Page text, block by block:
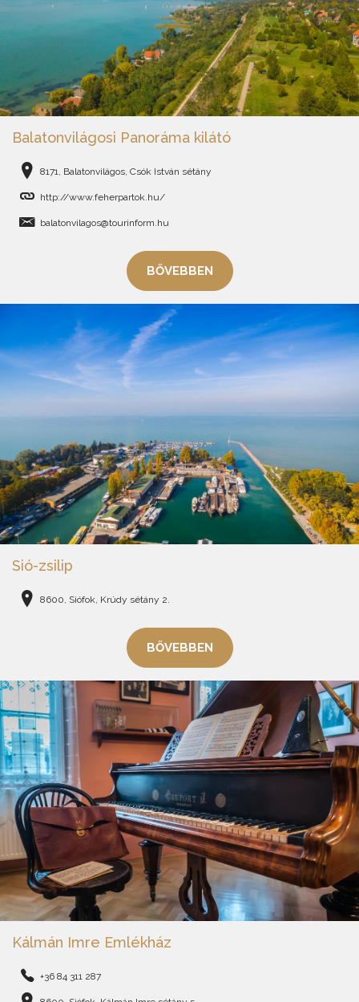
Balatonvilágosi Panoráma kilátó
8171, Balatonvilágos, Csók István sétány
http://www.feherpartok.hu/
balatonvilagos@tourinform.hu
BŐVEBBEN
Sió-zsilip
8600, Siófok, Krúdy sétány 2.
BŐVEBBEN
Kálmán Imre Emlékház
+36 84 311 287